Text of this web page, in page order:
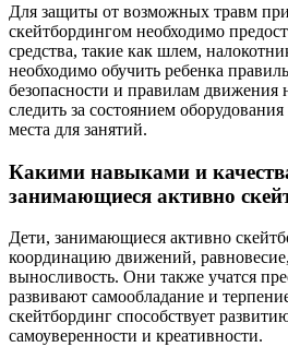
Для защиты от возможных травм
скейтбордингом необходимо
средства, такие как шлем,
необходимо обучить ребенка
безопасности и правилам движения
следить за состоянием
места для занятий.
Какими навыками и
занимающиеся активно
Дети, занимающиеся активно
координацию движений,
выносливость. Они также учатся
развивают самообладание и
скейтбординг способствует
самоуверенности и креативности.